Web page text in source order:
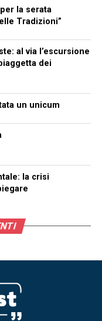
la serata
Tradizioni”
al via l’escursione
dei
un unicum
la crisi